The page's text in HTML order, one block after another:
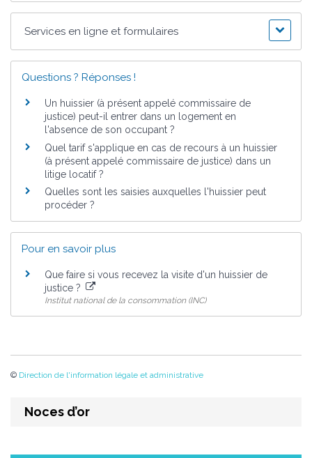
Services en ligne et formulaires
Questions ? Réponses !
Un huissier (à présent appelé commissaire de
justice) peut-il entrer dans un logement en
l'absence de son occupant ?
Quel tarif s'applique en cas de recours à un huissier
(à présent appelé commissaire de justice) dans un
litige locatif ?
Quelles sont les saisies auxquelles l'huissier peut
procéder ?
Pour en savoir plus
Que faire si vous recevez la visite d'un huissier de
justice ?
Institut national de la consommation (INC)
© Direction de l'information légale et administrative
Noces d’or